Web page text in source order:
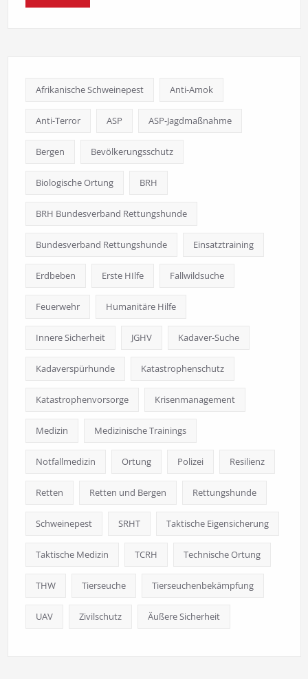
Afrikanische Schweinepest Anti-Amok
Anti-Terror ASP ASP-Jagdmaßnahme
Bergen Bevölkerungsschutz
Biologische Ortung BRH
BRH Bundesverband Rettungshunde
Bundesverband Rettungshunde Einsatztraining
Erdbeben Erste HIlfe Fallwildsuche
Feuerwehr Humanitäre Hilfe
Innere Sicherheit JGHV Kadaver-Suche
Kadaverspürhunde Katastrophenschutz
Katastrophenvorsorge Krisenmanagement
Medizin Medizinische Trainings
Notfallmedizin Ortung Polizei Resilienz
Retten Retten und Bergen Rettungshunde
Schweinepest SRHT Taktische Eigensicherung
Taktische Medizin TCRH Technische Ortung
THW Tierseuche Tierseuchenbekämpfung
UAV Zivilschutz Äußere Sicherheit